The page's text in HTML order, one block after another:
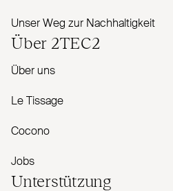
Unser Weg zur Nachhaltigkeit
Über 2TEC2
Über uns
Le Tissage
Cocono
Jobs
Unterstützung